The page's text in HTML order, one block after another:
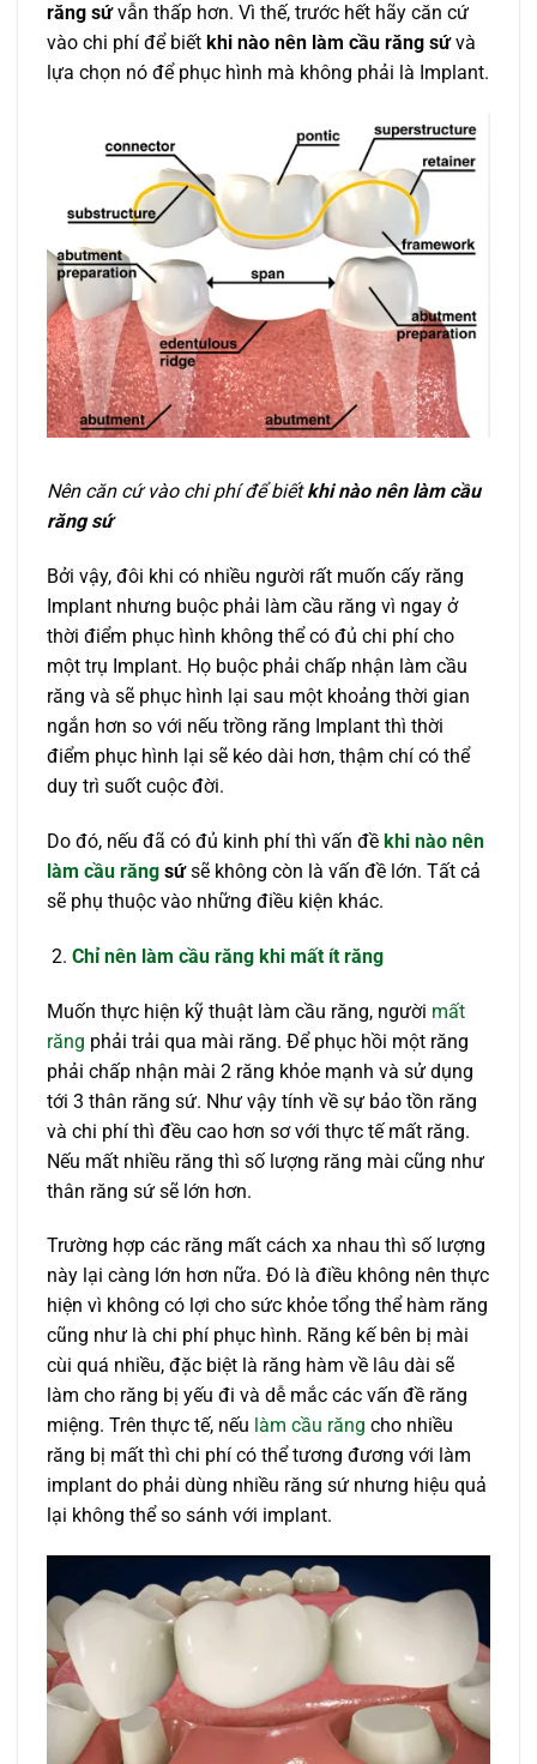
răng sứvẫn thấp hơn. Vì thế, trước hết hãy căn cứ
vào chi phí để biết khi nào nên làm cầu răng sứvà
lựa chọn nó để phục hình mà không phải là Implant.
Nên căn cứ vào chi phí để biếtkhi nào nên làm cầu
răng sứ
Bởi vậy, đôi khi có nhiều người rất muốn cấy răng
Implant nhưng buộc phải làm cầu răng vì ngay ở
thời điểm phục hình không thể có đủ chi phí cho
một trụ Implant. Họ buộc phải chấp nhận làm cầu
răng và sẽ phục hình lại sau một khoảng thời gian
ngắn hơn so với nếu trồng răng Implant thì thời
điểm phục hình lại sẽ kéo dài hơn, thậm chí có thể
duy trì suốt cuộc đời.
Do đó, nếu đã có đủ kinh phí thì vấn đề khi nào nên
làm cầu răng sứsẽ không còn là vấn đề lớn. Tất cả
sẽ phụ thuộc vào những điều kiện khác.
Chỉ nên làm cầu răng khi mất ít răng
Muốn thực hiện kỹ thuật làm cầu răng, người mất
răng phải trải qua mài răng. Để phục hồi một răng
phải chấp nhận mài 2 răng khỏe mạnh và sử dụng
tới 3 thân răng sứ. Như vậy tính về sự bảo tồn răng
và chi phí thì đều cao hơn sơ với thực tế mất răng.
Nếu mất nhiều răng thì số lượng răng mài cũng như
thân răng sứ sẽ lớn hơn.
Trường hợp các răng mất cách xa nhau thì số lượng
này lại càng lớn hơn nữa. Đó là điều không nên thực
hiện vì không có lợi cho sức khỏe tổng thể hàm răng
cũng như là chi phí phục hình. Răng kế bên bị mài
cùi quá nhiều, đặc biệt là răng hàm về lâu dài sẽ
làm cho răng bị yếu đi và dễ mắc các vấn đề răng
miệng. Trên thực tế, nếu làm cầu răng cho nhiều
răng bị mất thì chi phí có thể tương đương với làm
implant do phải dùng nhiều răng sứ nhưng hiệu quả
lại không thể so sánh với implant.